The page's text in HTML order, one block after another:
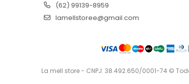
(62) 99139-8959
lamellstoree@gmail.com
La mell store - CNPJ: 38.492.650/0001-74 ©